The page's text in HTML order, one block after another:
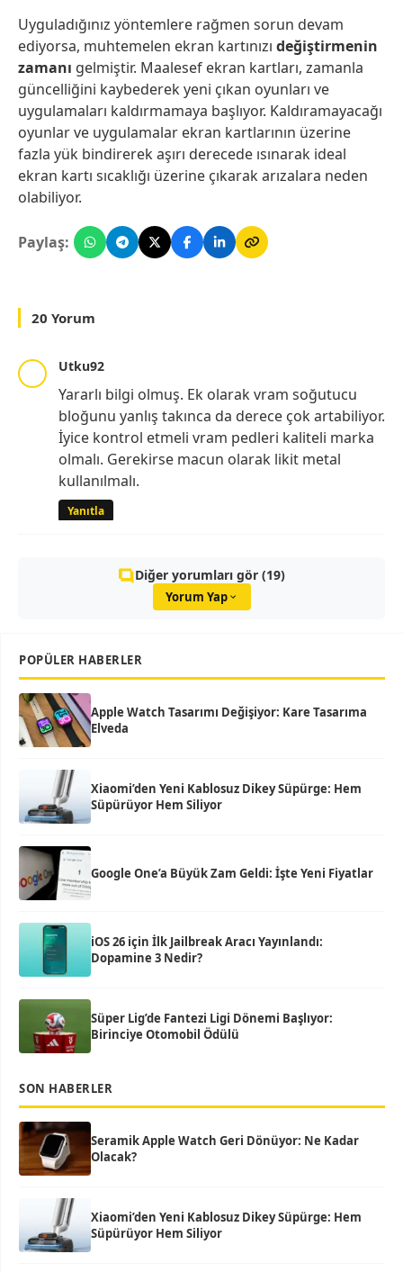
Uyguladığınız yöntemlere rağmen sorun devam
ediyorsa, muhtemelen ekran kartınızı değiştirmenin
zamanı gelmiştir. Maalesef ekran kartları, zamanla
güncelliğini kaybederek yeni çıkan oyunları ve
uygulamaları kaldırmamaya başlıyor. Kaldıramayacağı
oyunlar ve uygulamalar ekran kartlarının üzerine
fazla yük bindirerek aşırı derecede ısınarak ideal
ekran kartı sıcaklığı üzerine çıkarak arızalara neden
olabiliyor.
Paylaş:
20 Yorum
Utku92
Yararlı bilgi olmuş. Ek olarak vram soğutucu
bloğunu yanlış takınca da derece çok artabiliyor.
İyice kontrol etmeli vram pedleri kaliteli marka
olmalı. Gerekirse macun olarak likit metal
kullanılmalı.
Yanıtla
Diğer yorumları gör (19)
Yorum Yap
POPÜLER HABERLER
Apple Watch Tasarımı Değişiyor: Kare Tasarıma
Elveda
Xiaomi’den Yeni Kablosuz Dikey Süpürge: Hem
Süpürüyor Hem Siliyor
Google One’a Büyük Zam Geldi: İşte Yeni Fiyatlar
iOS 26 için İlk Jailbreak Aracı Yayınlandı:
Dopamine 3 Nedir?
Süper Lig’de Fantezi Ligi Dönemi Başlıyor:
Birinciye Otomobil Ödülü
SON HABERLER
Seramik Apple Watch Geri Dönüyor: Ne Kadar
Olacak?
Xiaomi’den Yeni Kablosuz Dikey Süpürge: Hem
Süpürüyor Hem Siliyor